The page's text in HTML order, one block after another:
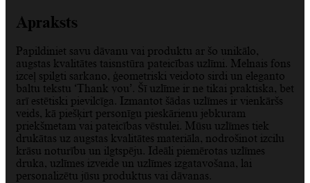
Apraksts
Papildiniet savu dāvanu vai produktu ar šo unikālo,
augstas kvalitātes taisnstūra pateicības uzlīmi. Melnais fons
izceļ spilgti sarkano, ģeometriski veidoto sirdi un eleganto
baltu tekstu ‘Thank you’. Šī uzlīme ir ne tikai praktiska, bet
arī estētiski pievilcīga. Izmantot šādas uzlīmes ir vienkāršs
veids, kā piešķirt personīgu pieskārienu jebkuram
priekšmetam vai pateicības vēstulei. Mūsu uzlīmes tiek
drukātas uz augstas kvalitātes materiāla, nodrošinot izcilu
krāsu noturību un ilgtspēju. Ideāli piemērotas uzlīmes
druka, uzlīmes izveide un uzlīmes izgatavošana, lai
personalizētu jūsu produktus vai dāvanas.